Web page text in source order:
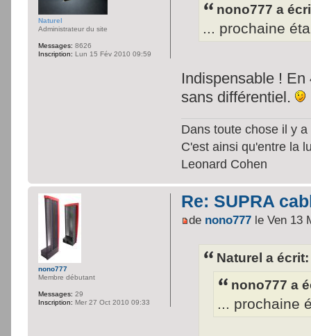
nono777 a
... prochaine
Indispensable !
sans différentiel.
Dans toute chose il y
C'est ainsi qu'entre la
Leonard Cohen
Naturel
Administrateur du site
Messages: 8626
Inscription: Lun 15 Fév 2010 09:59
Re: SUPRA
de nono777 le Ven 13
Naturel a écrit:
nono777 a
... prochaine
nono777
Membre débutant
Messages: 29
Inscription: Mer 27 Oct 2010 09:33